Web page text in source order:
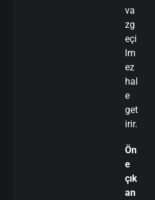
va
zg
eçi
lm
ez
hal
e
get
irir.
Ön
e
çık
an